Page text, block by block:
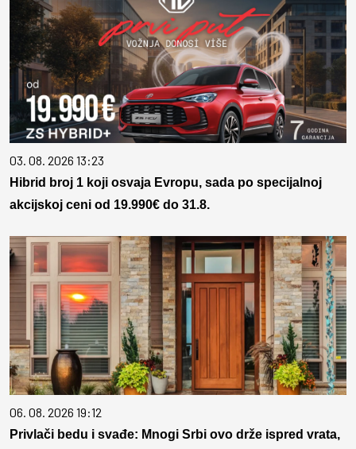
03. 08. 2026 13:23
Hibrid broj 1 koji osvaja Evropu, sada po specijalnoj
akcijskoj ceni od 19.990€ do 31.8.
06. 08. 2026 19:12
Privlači bedu i svađe: Mnogi Srbi ovo drže ispred vrata,